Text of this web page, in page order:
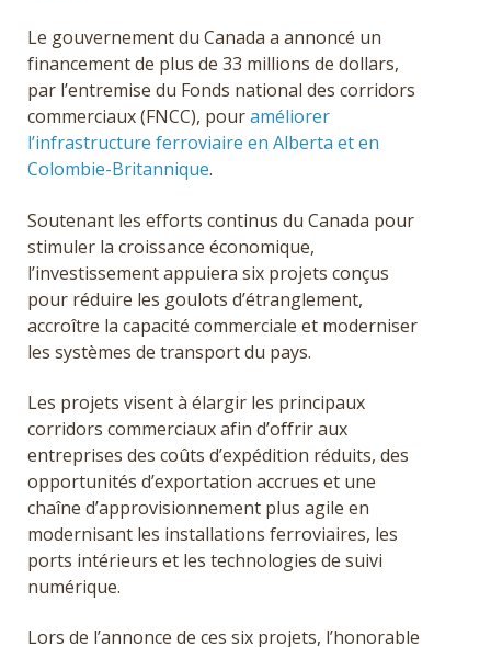
Le gouvernement du Canada a annoncé un
financement de plus de 33 millions de dollars,
par l’entremise du Fonds national des corridors
commerciaux (FNCC), pouraméliorer
l’infrastructure ferroviaire en Alberta et en
Colombie-Britannique.
Soutenant les efforts continus du Canada pour
stimuler la croissance économique,
l’investissement appuiera six projets conçus
pour réduire les goulots d’étranglement,
accroître la capacité commerciale et moderniser
les systèmes de transport du pays.
Les projets visent à élargir les principaux
corridors commerciaux afin d’offrir aux
entreprises des coûts d’expédition réduits, des
opportunités d’exportation accrues et une
chaîne d’approvisionnement plus agile en
modernisant les installations ferroviaires, les
ports intérieurs et les technologies de suivi
numérique.
Lors de l’annonce de ces six projets, l’honorable